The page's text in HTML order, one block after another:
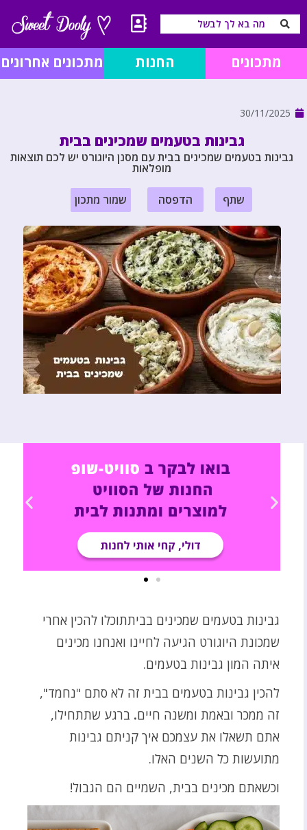
מתכונים החנות מתכונים אחרונים
30/11/2025
גבינות בטעמים שמכינים בבית
גבינות בטעמים שמכינים בבית עם מסנן היוגורט יש לכם תוצאות
מופלאות
שתף הדפסה שמור מתכון
גבינות בטעמים שמכינים בביתתוכלו להכין אחרי
שמכונת היוגורט הגיעה לחיינו ואנחנו מכינים
איתה המון גבינות בטעמים.
להכין גבינות בטעמים בבית זה לא סתם "נחמד",
זה ממכר ובאמת ומשנה חיים. ברגע שתתחילו,
אתם תשאלו את עצמכם איך קניתם גבינות
מתועשות כל השנים האלו.
וכשאתם מכינים בבית, השמיים הם הגבול!